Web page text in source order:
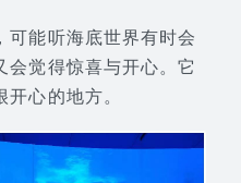
可能听海底世界有时会
会觉得惊喜与开心。它
心的地方。